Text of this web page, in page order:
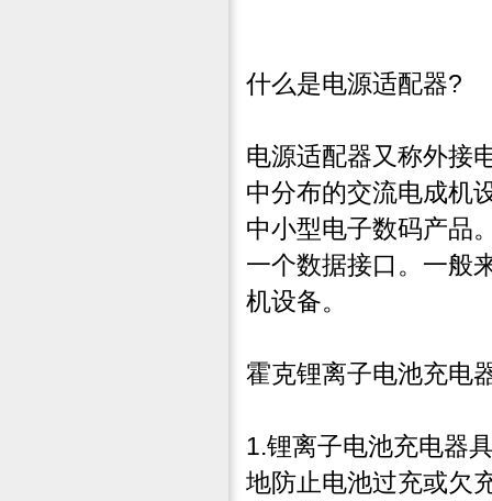
什么是电源适配器?
电源适配器又称外接
中分布的交流电成机
中小型电子数码产品
一个数据接口。一般
机设备。
霍克锂离子电池充电
1.锂离子电池充电器
地防止电池过充或欠